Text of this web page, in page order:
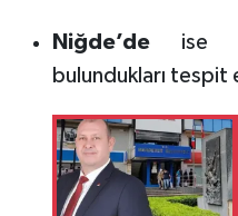
Niğde’deise
bulundukları tespit